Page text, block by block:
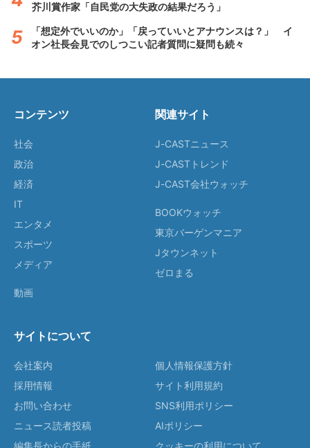
芥川賞作家「自民党の大失政の結果だろう」
「想定外でいいのか」「戻っていいとアナウンスは？」 イ
オン社長会見でのしつこい記者質問に疑問も続々
コンテンツ
社会
政治
経済
IT
エンタメ
スポーツ
メディア
動画
関連サイト
J-CASTニュース
J-CASTトレンド
J-CAST会社ウォッチ
BOOKウォッチ
東京バーゲンマニア
Jタウンネット
ゼロまる
サイトについて
会社案内
採用情報
お問い合わせ
ニュース読者投稿
編集長からの手紙
個人情報保護方針
サイト利用規約
SNS利用ポリシー
AIポリシー
クッキーの利用について